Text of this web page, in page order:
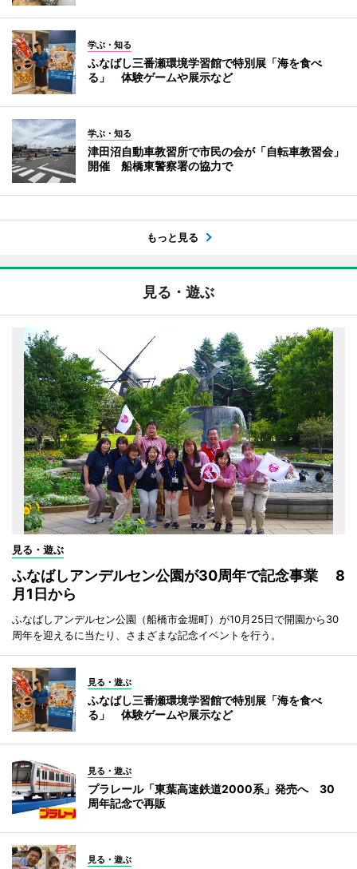
学ぶ・知る
ふなばし三番瀬環境学習館で特別展「海を食べ
る」 体験ゲームや展示など
学ぶ・知る
津田沼自動車教習所で市民の会が「自転車教習会」
開催 船橋東警察署の協力で
もっと見る
見る・遊ぶ
見る・遊ぶ
ふなばしアンデルセン公園が30周年で記念事業 8
月1日から
ふなばしアンデルセン公園（船橋市金堀町）が10月25日で開園から30
周年を迎えるに当たり、さまざまな記念イベントを行う。
見る・遊ぶ
ふなばし三番瀬環境学習館で特別展「海を食べ
る」 体験ゲームや展示など
見る・遊ぶ
プラレール「東葉高速鉄道2000系」発売へ 30
周年記念で再販
見る・遊ぶ